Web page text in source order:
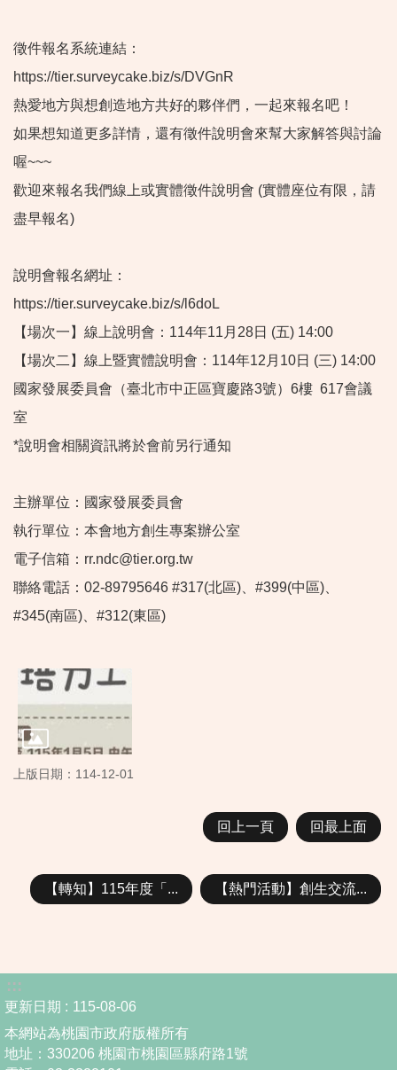
徵件報名系統連結：
https://tier.surveycake.biz/s/DVGnR
熱愛地方與想創造地方共好的夥伴們，一起來報名吧！
如果想知道更多詳情，還有徵件說明會來幫大家解答與討論
喔~~~
歡迎來報名我們線上或實體徵件說明會 (實體座位有限，請
盡早報名)
說明會報名網址：
https://tier.surveycake.biz/s/l6doL
【場次一】線上說明會：114年11月28日 (五) 14:00
【場次二】線上暨實體說明會：114年12月10日 (三) 14:00
國家發展委員會（臺北市中正區寶慶路3號）6樓 617會議
室
*說明會相關資訊將於會前另行通知
主辦單位：國家發展委員會
執行單位：本會地方創生專案辦公室
電子信箱：rr.ndc@tier.org.tw
聯絡電話：02-89795646 #317(北區)、#399(中區)、
#345(南區)、#312(東區)
上版日期：114-12-01
回上一頁 回最上面
【轉知】115年度「... 【熱門活動】創生交流...
:::
更新日期
115-08-06
本網站為桃園市政府版權所有
地址：330206 桃園市桃園區縣府路1號